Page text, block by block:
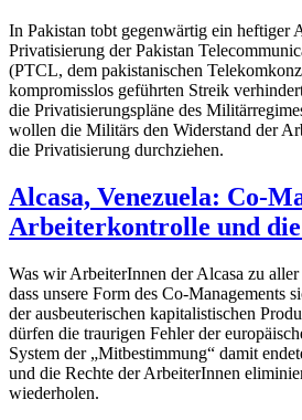
In Pakistan tobt gegenwärtig ein heftiger
Privatisierung der Pakistan
(PTCL, dem pakistanischen
kompromisslos geführten Streik
die Privatisierungspläne des
wollen die Militärs den Widerstand der
die Privatisierung durchziehen.
Alcasa, Venezuela: Co-
Arbeiterkontrolle und
Was wir ArbeiterInnen der Alcasa zu aller
dass unsere Form des Co-Managements
der ausbeuterischen kapitalistischen
dürfen die traurigen Fehler der
System der „Mitbestimmung“ damit
und die Rechte der ArbeiterInnen
wiederholen.